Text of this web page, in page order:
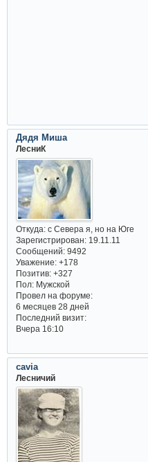
Дядя Миша
ЛесниК
Откуда:с Севера я, но на Юге
Зарегистрирован: 19.11.11
Сообщений:9492
Уважение: +178
Позитив: +327
Пол:Мужской
Провел на форуме:
6 месяцев 28 дней
Последний визит:
Вчера 16:10
cavia
Лесничий